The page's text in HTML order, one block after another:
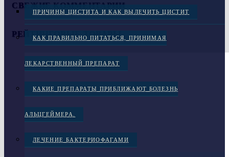
ПРИЧИНЫ ЦИСТИТА И КАК ВЫЛЕЧИТЬ ЦИСТИТ
КАК ПРАВИЛЬНО ПИТАТЬСЯ, ПРИНИМАЯ
ЛЕКАРСТВЕННЫЙ ПРЕПАРАТ
КАКИЕ ПРЕПАРАТЫ ПРИБЛИЖАЮТ БОЛЕЗНЬ
АЛЬЦГЕЙМЕРА.
ЛЕЧЕНИЕ БАКТЕРИОФАГАМИ
СВЕЖИЕ КОММЕНТАРИИ
РЕЙТИНГОВЫЕ ТОВАРЫ